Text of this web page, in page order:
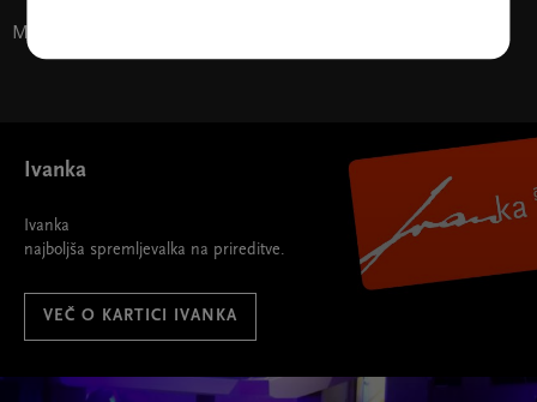
Morda vas zanima tudi
Ivanka
Ivanka
najboljša spremljevalka na prireditve.
VEČ O KARTICI IVANKA